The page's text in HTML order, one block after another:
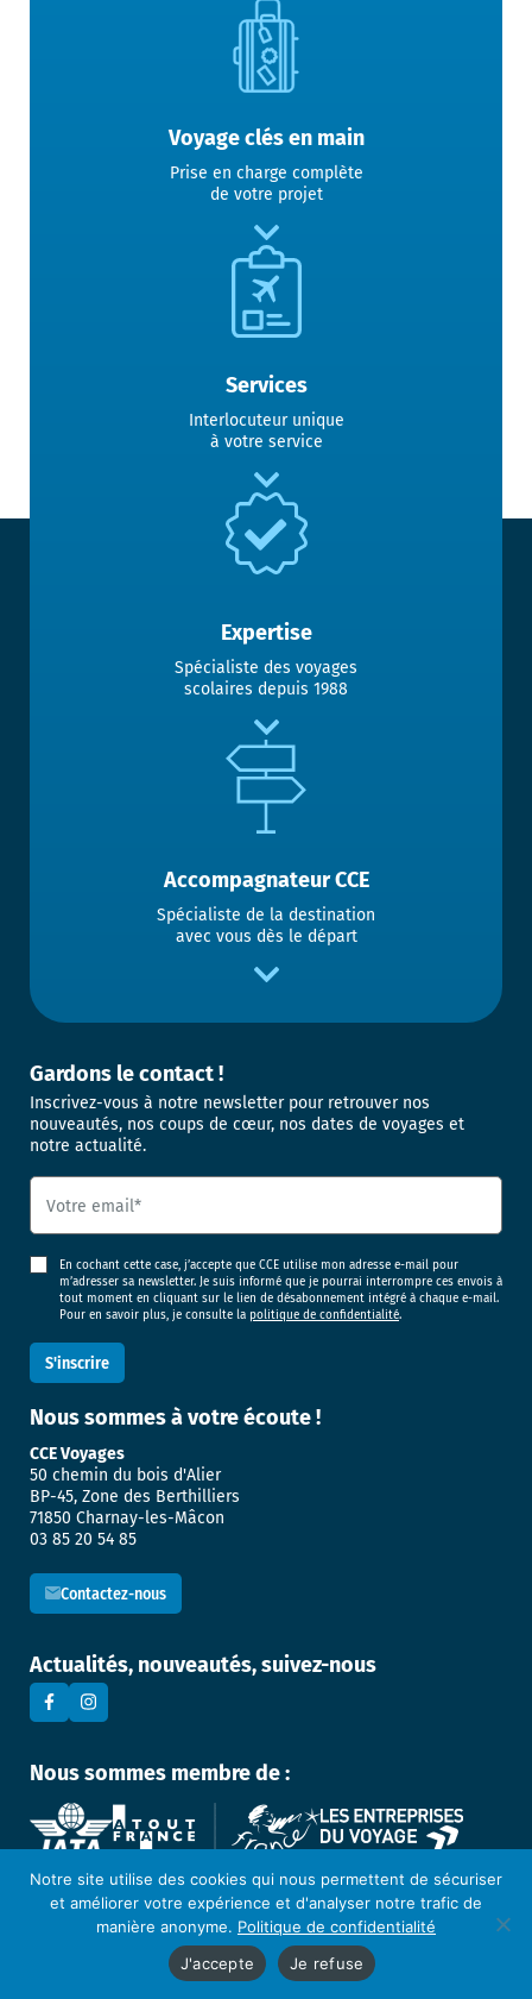
Voyage clés en main
Prise en charge complète
de votre projet
Services
Interlocuteur unique
à votre service
Expertise
Spécialiste des voyages
scolaires depuis 1988
Accompagnateur CCE
Spécialiste de la destination
avec vous dès le départ
Gardons le contact !
Inscrivez-vous à notre newsletter pour retrouver nos
nouveautés, nos coups de cœur, nos dates de voyages et
notre actualité.
En cochant cette case, j’accepte que CCE utilise mon adresse e-mail pour
m’adresser sa newsletter. Je suis informé que je pourrai interrompre ces envois à
tout moment en cliquant sur le lien de désabonnement intégré à chaque e-mail.
Pour en savoir plus, je consulte la politique de confidentialité.
Nous sommesà votre écoute !
CCE Voyages
50 chemin du bois d'Alier
BP-45, Zone des Berthilliers
71850 Charnay-les-Mâcon
03 85 20 54 85
Contactez-nous
Actualités, nouveautés, suivez-nous
Nous sommes membre de :
Mentions légales
Politique de confidentialité
Notre site utilise des cookies qui nous permettent de sécuriser
et améliorer votre expérience et d'analyser notre trafic de
manière anonyme. Politique de confidentialité
J'accepte
Je refuse